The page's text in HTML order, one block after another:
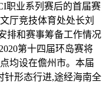
职业系列赛后的首届赛
厅竞技体育处处长刘
排和赛事筹备工作情况
第十四届环岛赛将
均设在儋州市。本届
针形态行进,途经海南全